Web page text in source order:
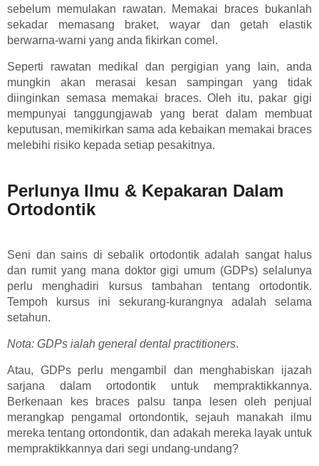
sebelum memulakan rawatan. Memakai braces bukanlah
sekadar memasang braket, wayar dan getah elastik
berwarna-warni yang anda fikirkan comel.
Seperti rawatan medikal dan pergigian yang lain, anda
mungkin akan merasai kesan sampingan yang tidak
diinginkan semasa memakai braces. Oleh itu, pakar gigi
mempunyai tanggungjawab yang berat dalam membuat
keputusan, memikirkan sama ada kebaikan memakai braces
melebihi risiko kepada setiap pesakitnya.
Perlunya Ilmu & Kepakaran Dalam
Ortodontik
Seni dan sains di sebalik ortodontik adalah sangat halus
dan rumit yang mana doktor gigi umum (GDPs) selalunya
perlu menghadiri kursus tambahan tentang ortodontik.
Tempoh kursus ini sekurang-kurangnya adalah selama
setahun.
Nota: GDPs ialah general dental practitioners.
Atau, GDPs perlu mengambil dan menghabiskan ijazah
sarjana dalam ortodontik untuk mempraktikkannya.
Berkenaan kes braces palsu tanpa lesen oleh penjual
merangkap pengamal ortondontik, sejauh manakah ilmu
mereka tentang ortondontik, dan adakah mereka layak untuk
mempraktikkannya dari segi undang-undang?